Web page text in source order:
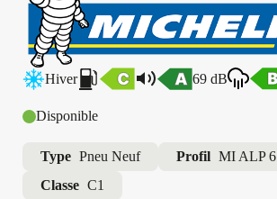
Hiver 69 dB
Disponible
Type Pneu Neuf Profil MI ALP 6
Classe C1